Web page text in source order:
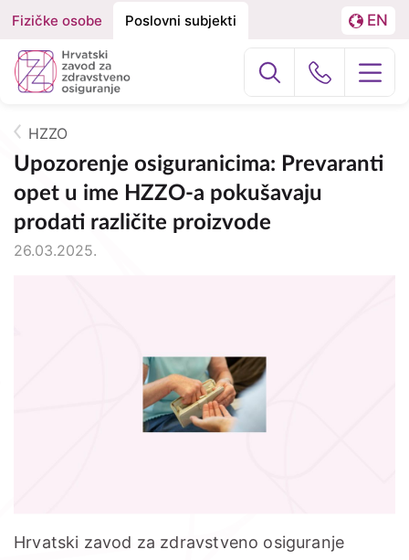
na
Fizičke
osobe
i
Poslovne
subjekte
Fizičke osobe Poslovni subjekti EN
Breadcrumb
HZZO
Upozorenje osiguranicima: Prevaranti
opet u ime HZZO-a pokušavaju
prodati različite proizvode
26.03.2025.
Hrvatski zavod za zdravstveno osiguranje
Izbornik
Poslovni
HZZO za partnere
Projekti